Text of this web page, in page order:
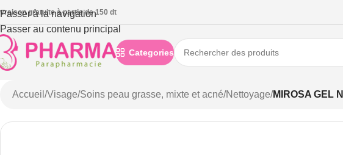
Passer à la navigation
Passer au contenu principal
gratuite à partie de 150 dt
Categories
Accueil /Visage/Soins peau grasse, mixte et acné/Nettoyage/MIROSA GEL